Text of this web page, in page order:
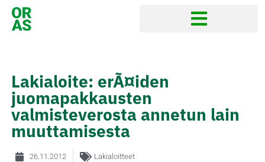
Lakialoite: erÃ¤iden
juomapakkausten
valmisteverosta annetun lain
muuttamisesta
26.11.2012 Lakialoitteet